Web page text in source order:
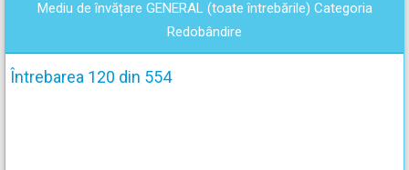
Mediu de învățare GENERAL (toate întrebările) Categoria
Redobândire
Întrebarea 120 din 554